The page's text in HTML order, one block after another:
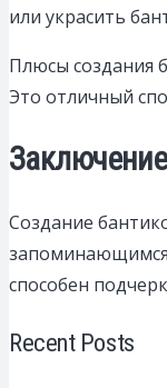
или украсить
Плюсы создания
Это отличный
Заключение
Создание
способен
Recent Posts